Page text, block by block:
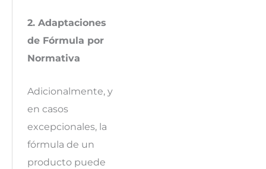
2. Adaptaciones
de Fórmula por
Normativa
Adicionalmente, y
en casos
excepcionales, la
fórmula de un
producto puede